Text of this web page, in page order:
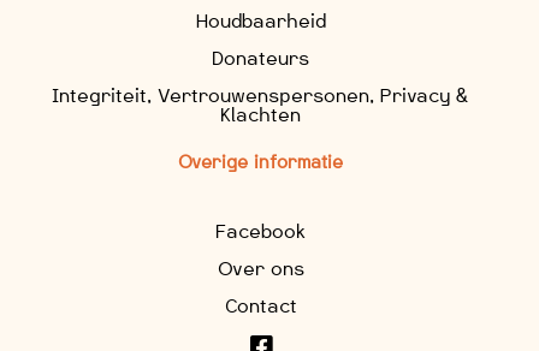
Houdbaarheid
Donateurs
Integriteit, Vertrouwenspersonen, Privacy &
Klachten
Overige informatie
Facebook
Over ons
Contact